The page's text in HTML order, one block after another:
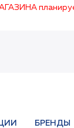
БРЕНДЫ